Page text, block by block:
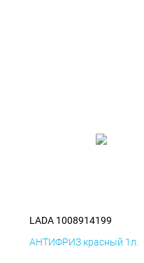
LADA 1008914199
АНТИФРИЗ красный 1л.